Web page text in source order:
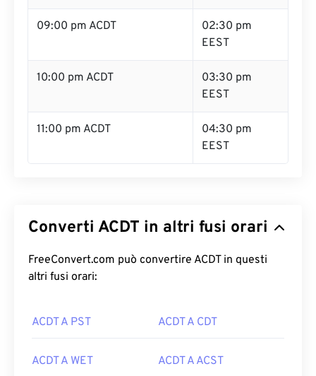
09:00 pm ACDT
02:30 pm
EEST
10:00 pm ACDT
03:30 pm
EEST
11:00 pm ACDT
04:30 pm
EEST
Converti ACDT in altri fusi orari
FreeConvert.com può convertire ACDT in questi
altri fusi orari:
ACDT A PST ACDT A CDT
ACDT A WET ACDT A ACST